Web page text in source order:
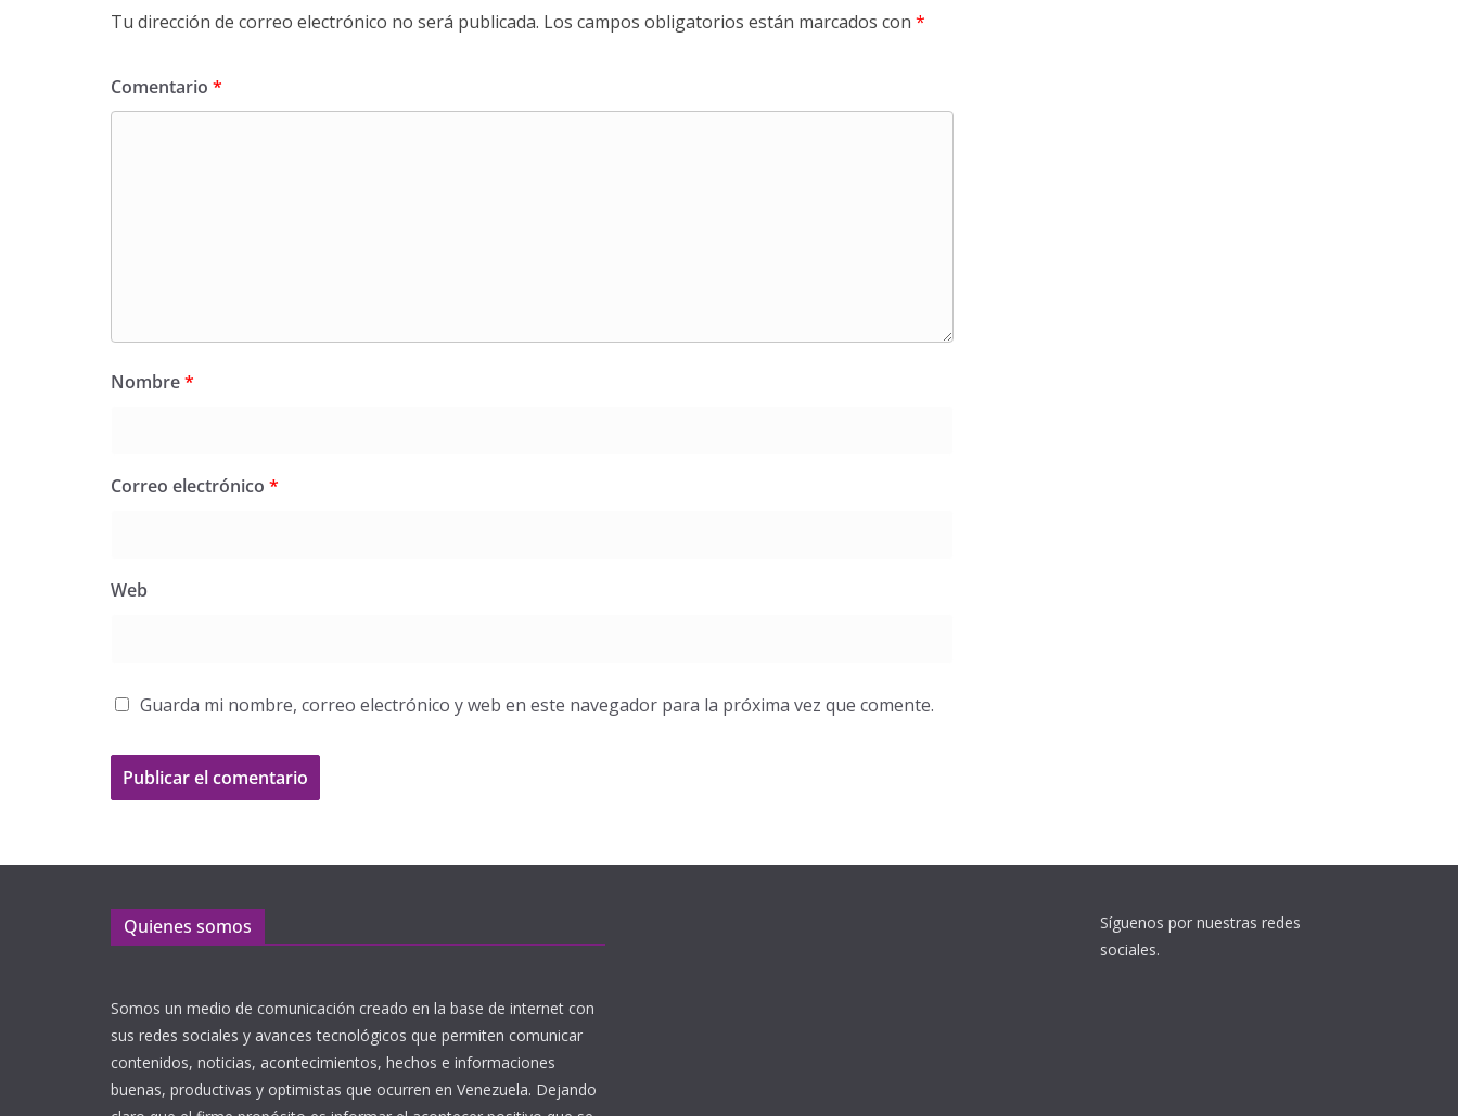
Tu dirección de correo electrónico no será publicada. Los campos obligatorios están marcados con *
Comentario *
Nombre*
Correo electrónico *
Web
Guarda mi nombre, correo electrónico y web en este navegador para la próxima vez que comente.
Quienes somos
Somos un medio de comunicación creado en la base de internet con
sus redes sociales y avances tecnológicos que permiten comunicar
contenidos, noticias, acontecimientos, hechos e informaciones
buenas, productivas y optimistas que ocurren en Venezuela. Dejando
Síguenos por nuestras redes
sociales.